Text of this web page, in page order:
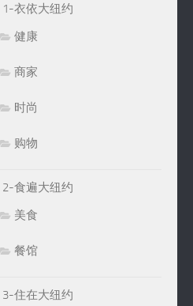
1-衣依大纽约
健康
商家
时尚
购物
2-食遍大纽约
美食
餐馆
3-住在大纽约